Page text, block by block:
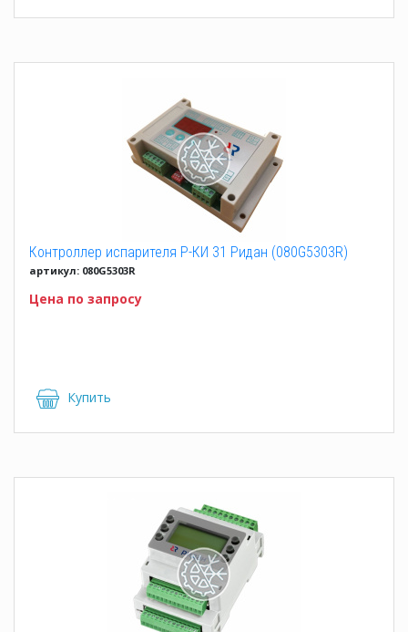
Контроллер испарителя Р-КИ 31 Ридан (080G5303R)
артикул: 080G5303R
Цена по запросу
Купить